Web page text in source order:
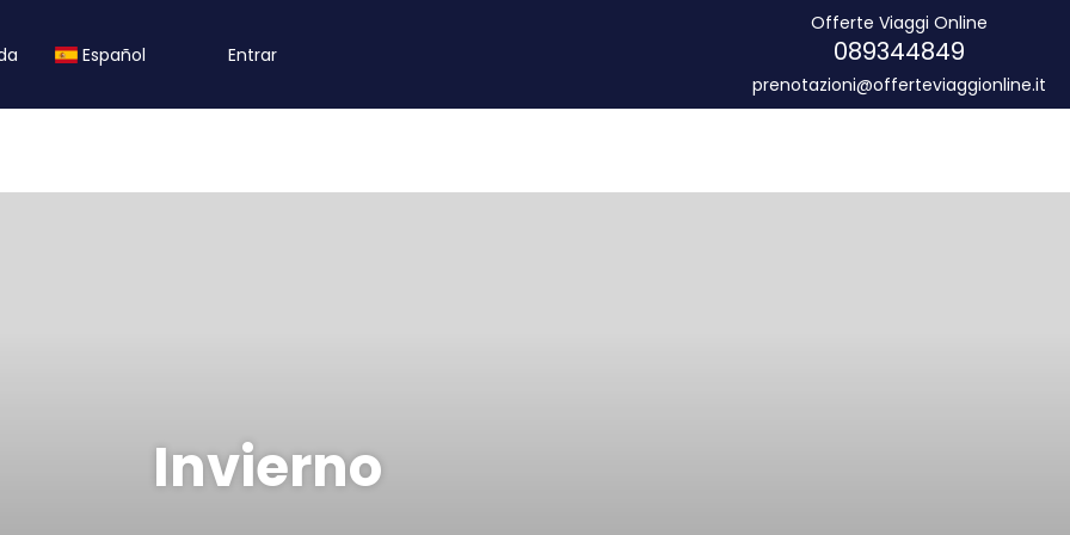
Español Entrar
Offerte Viaggi Online
089344849
prenotazioni@offerteviaggionline.it
Invierno